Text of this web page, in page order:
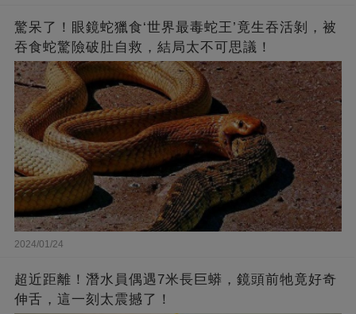
驚呆了！眼鏡蛇獵食‘世界最毒蛇王’竟生吞活剝，被
吞食蛇驚險破肚自救，結局太不可思議！
2024/01/24
超近距離！潛水員偶遇7米長巨蟒，鏡頭前牠竟好奇
伸舌，這一刻太震撼了！